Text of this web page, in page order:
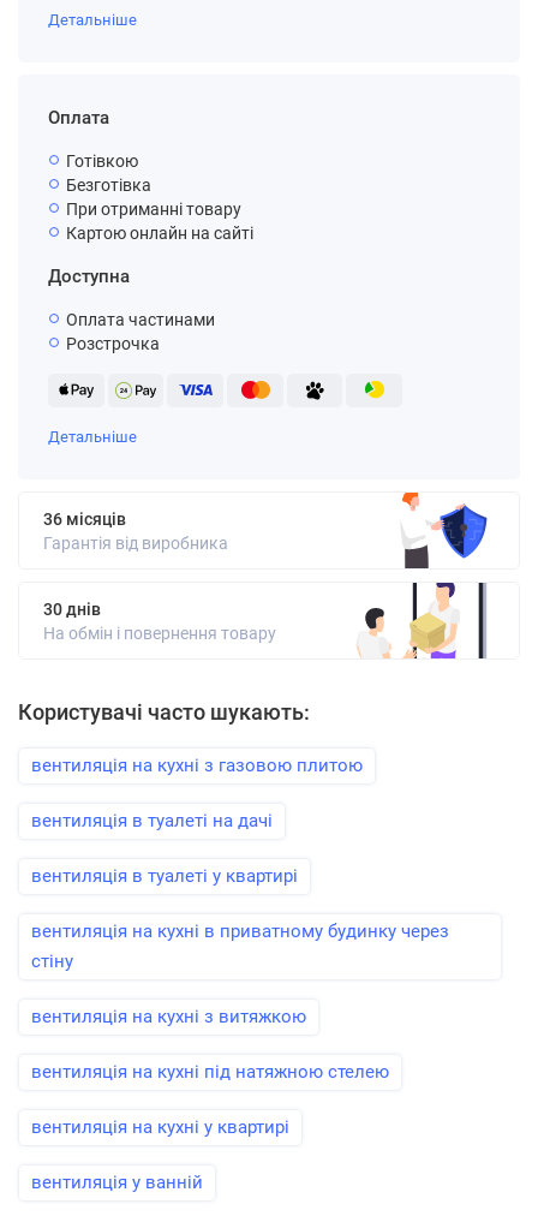
Детальніше
Оплата
Готівкою
Безготівка
При отриманні товару
Картою онлайн на сайті
Доступна
Оплата частинами
Розстрочка
Детальніше
36 місяців
Гарантія від виробника
30 днів
На обмін і повернення товару
Користувачі часто шукають:
вентиляція на кухні з газовою плитою
вентиляція в туалеті на дачі
вентиляція в туалеті у квартирі
вентиляція на кухні в приватному будинку через
стіну
вентиляція на кухні з витяжкою
вентиляція на кухні під натяжною стелею
вентиляція на кухні у квартирі
вентиляція у ванній